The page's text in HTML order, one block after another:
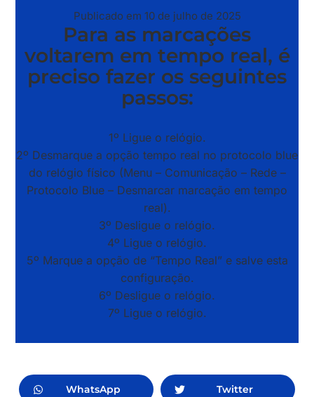
Publicado em 10 de julho de 2025
Para as marcações
voltarem em tempo real, é
preciso fazer os seguintes
passos:
1º Ligue o relógio.
2º Desmarque a opção tempo real no protocolo blue
do relógio físico (Menu – Comunicação – Rede –
Protocolo Blue – Desmarcar marcação em tempo
real).
3º Desligue o relógio.
4º Ligue o relógio.
5º Marque a opção de “Tempo Real” e salve esta
configuração.
6º Desligue o relógio.
7º Ligue o relógio.
WhatsApp Twitter